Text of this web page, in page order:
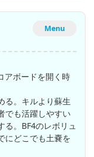
Menu
アボードを開く時
る。キルより蘇生
でも活躍しやすい
る。BF4のレボリュ
にどこでも土嚢を